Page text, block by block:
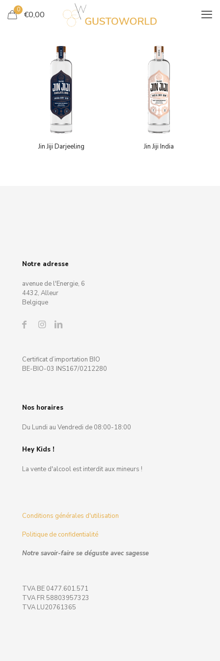
0 €0,00
Jin Jiji Darjeeling Jin Jiji India
Notre adresse
avenue de l'Energie, 6
4432, Alleur
Belgique
Certificat d’importation BIO
BE-BIO-03 INS167/0212280
Nos horaires
Du Lundi au Vendredi de 08:00-18:00
Hey Kids !
La vente d'alcool est interdit aux mineurs !
Conditions générales d'utilisation
Politique de confidentialité
Notre savoir-faire se déguste avec sagesse
TVA BE 0477.601.571
TVA FR 58803957323
TVA LU20761365